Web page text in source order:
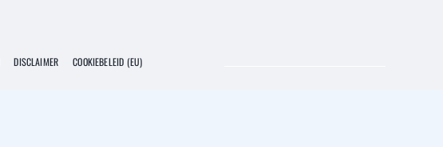
DISCLAIMER COOKIEBELEID (EU)